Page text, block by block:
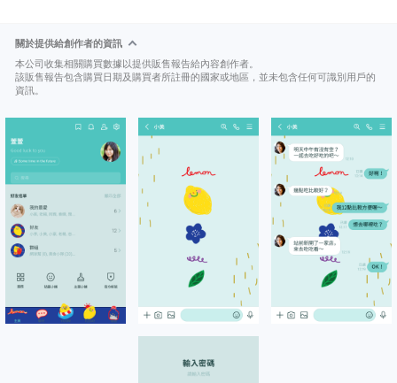
關於提供給創作者的資訊
本公司收集相關購買數據以提供販售報告給內容創作者。
該販售報告包含購買日期及購買者所註冊的國家或地區，並未包含任何可識別用戶的
資訊。